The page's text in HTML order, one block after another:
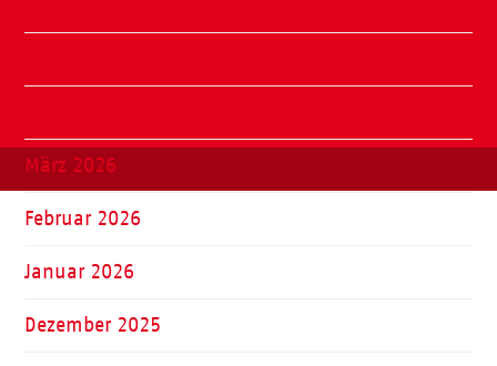
März 2026
Februar 2026
Januar 2026
Dezember 2025